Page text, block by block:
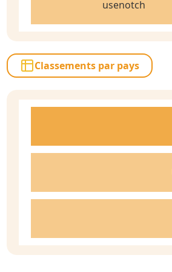
usenotch
Classements par pays